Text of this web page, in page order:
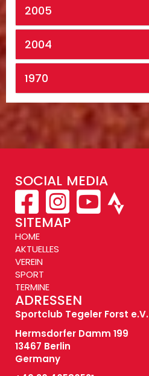
2005
2004
1970
SOCIAL MEDIA
SITEMAP
HOME
AKTUELLES
VEREIN
SPORT
TERMINE
ADRESSEN
Sportclub Tegeler Forst e.V.
Hermsdorfer Damm 199
13467 Berlin
Germany